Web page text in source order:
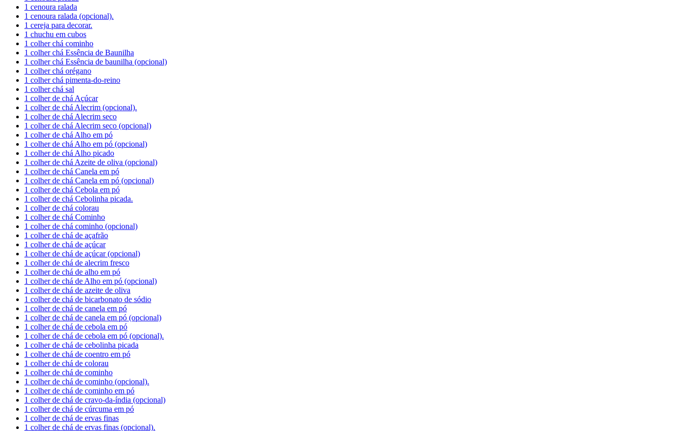
1 cenoura ralada
1 cenoura ralada (opcional).
1 cereja para decorar.
1 chuchu em cubos
1 colher chá cominho
1 colher chá Essência de Baunilha
1 colher chá Essência de baunilha (opcional)
1 colher chá orégano
1 colher chá pimenta-do-reino
1 colher chá sal
1 colher de chá Açúcar
1 colher de chá Alecrim (opcional).
1 colher de chá Alecrim seco
1 colher de chá Alecrim seco (opcional)
1 colher de chá Alho em pó
1 colher de chá Alho em pó (opcional)
1 colher de chá Alho picado
1 colher de chá Azeite de oliva (opcional)
1 colher de chá Canela em pó
1 colher de chá Canela em pó (opcional)
1 colher de chá Cebola em pó
1 colher de chá Cebolinha picada.
1 colher de chá colorau
1 colher de chá Cominho
1 colher de chá cominho (opcional)
1 colher de chá de açafrão
1 colher de chá de açúcar
1 colher de chá de açúcar (opcional)
1 colher de chá de alecrim fresco
1 colher de chá de alho em pó
1 colher de chá de Alho em pó (opcional)
1 colher de chá de azeite de oliva
1 colher de chá de bicarbonato de sódio
1 colher de chá de canela em pó
1 colher de chá de canela em pó (opcional)
1 colher de chá de cebola em pó
1 colher de chá de cebola em pó (opcional).
1 colher de chá de cebolinha picada
1 colher de chá de coentro em pó
1 colher de chá de colorau
1 colher de chá de cominho
1 colher de chá de cominho (opcional).
1 colher de chá de cominho em pó
1 colher de chá de cravo-da-índia (opcional)
1 colher de chá de cúrcuma em pó
1 colher de chá de ervas finas
1 colher de chá de ervas finas (opcional).